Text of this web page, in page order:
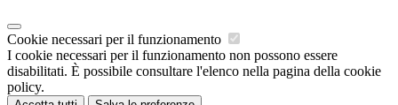
Cookie necessari per il funzionamento
I cookie necessari per il funzionamento non possono essere
disabilitati. È possibile consultare l'elenco nella pagina della cookie
policy.